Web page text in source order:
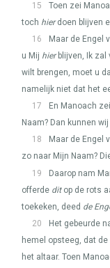
15
Toen zei
toch hierdoen blijven
16
Maar de Engel
u Mij hierblijven, Ik zal
wilt brengen, moet u
namelijk niet dat het
17
En Manoach
Naam? Dan kunnen
18
Maar de Engel
zo naar Mijn Naam?
19
Daarop nam
offerde ditop de rots
toekeken, deed de
20
Het gebeurde
hemel opsteeg, dat de
het altaar. Toen